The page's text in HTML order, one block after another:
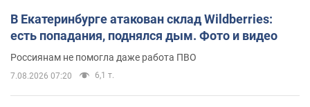
В Екатеринбурге атакован склад Wildberries:
есть попадания, поднялся дым. Фото и видео
Россиянам не помогла даже работа ПВО
7.08.2026 07:20 6,1 т.